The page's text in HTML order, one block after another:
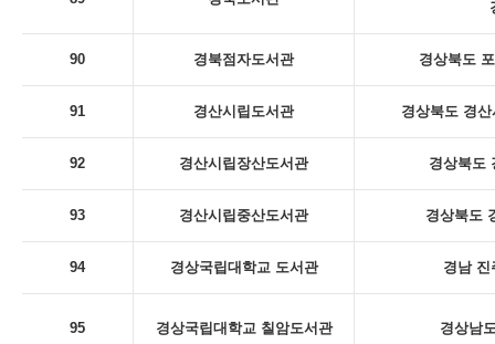
90 경북점자도서관 경상북도
91 경산시립도서관 경상북도 경
92 경산시립장산도서관 경상북도
93 경산시립중산도서관 경상북도
94 경상국립대학교 도서관 경남 진
95 경상국립대학교 칠암도서관 경상남